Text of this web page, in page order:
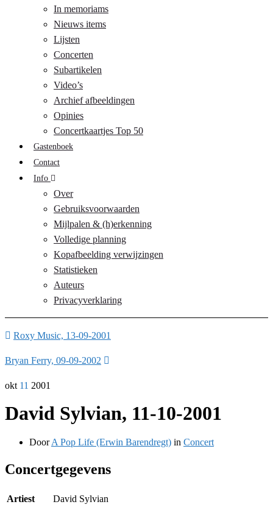
In memoriams
Nieuws items
Lijsten
Concerten
Subartikelen
Video’s
Archief afbeeldingen
Opinies
Concertkaartjes Top 50
Gastenboek
Contact
Info
Over
Gebruiksvoorwaarden
Mijlpalen & (h)erkenning
Volledige planning
Kopafbeelding verwijzingen
Statistieken
Auteurs
Privacyverklaring
Roxy Music, 13-09-2001
Bryan Ferry, 09-09-2002
okt 11 2001
David Sylvian, 11-10-2001
DoorA Pop Life (Erwin Barendregt) in Concert
Concertgegevens
Artiest David Sylvian